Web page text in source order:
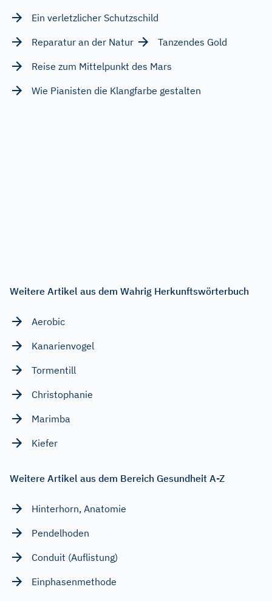
Ein verletzlicher Schutzschild
Reparatur an der Natur
Tanzendes Gold
Reise zum Mittelpunkt des Mars
Wie Pianisten die Klangfarbe gestalten
Weitere Artikel aus dem Wahrig Herkunftswörterbuch
Aerobic
Kanarienvogel
Tormentill
Christophanie
Marimba
Kiefer
Weitere Artikel aus dem Bereich Gesundheit A-Z
Hinterhorn, Anatomie
Pendelhoden
Conduit (Auflistung)
Einphasenmethode